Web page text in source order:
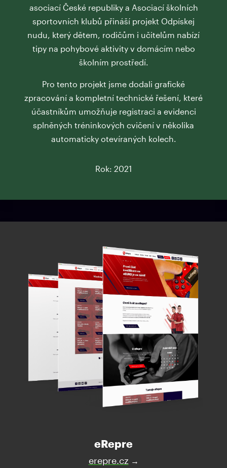
asociací České republiky a Asociací školních
sportovních klubů přináší projekt Odpískej
nudu, který dětem, rodičům i učitelům nabízí
tipy na pohybové aktivity v domácím nebo
školním prostředí.
Pro tento projekt jsme dodali grafické
zpracování a kompletní technické řešení, které
účastníkům umožňuje registraci a evidenci
splněných tréninkových cvičení v několika
automaticky otevíraných kolech.
Rok: 2021
eRepre
erepre.cz →